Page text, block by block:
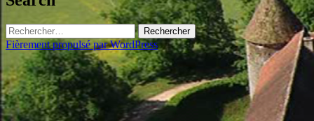
Rechercher :
Fièrement propulsé par WordPress